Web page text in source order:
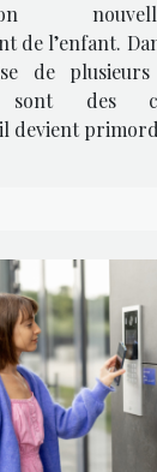
de l’enfant.
de
sont des
devient